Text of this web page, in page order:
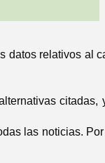
datos relativos al
citadas,
las noticias.